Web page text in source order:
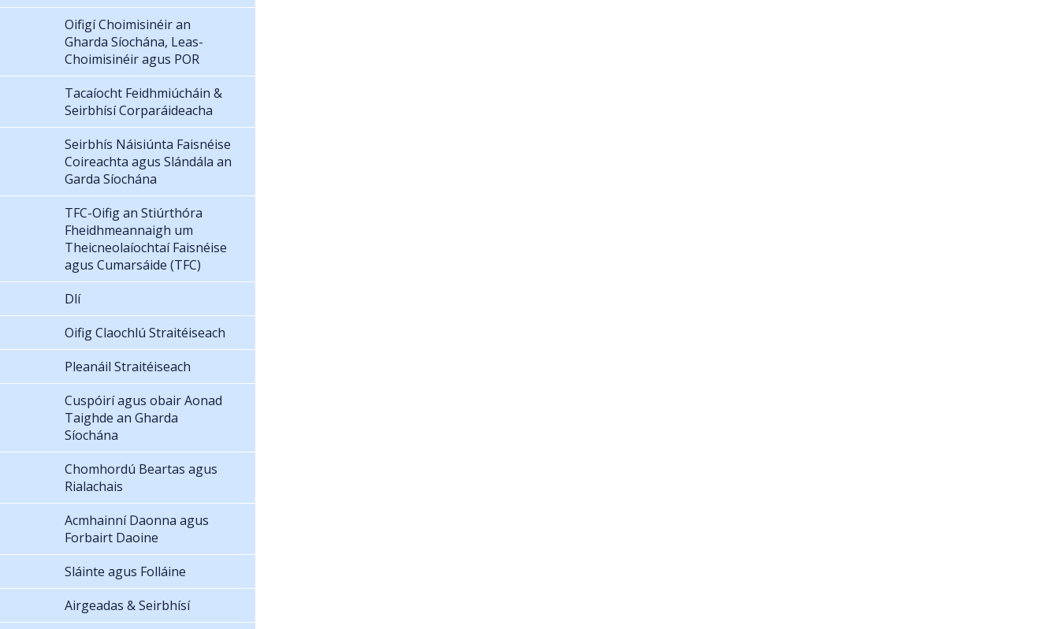
Oifigí Choimisinéir an
Gharda Síochána, Leas-
Choimisinéir agus POR
Tacaíocht Feidhmiúcháin &
Seirbhísí Corparáideacha
Seirbhís Náisiúnta Faisnéise
Coireachta agus Slándála an
Garda Síochána
TFC-Oifig an Stiúrthóra
Fheidhmeannaigh um
Theicneolaíochtaí Faisnéise
agus Cumarsáide (TFC)
Dlí
Oifig Claochlú Straitéiseach
Pleanáil Straitéiseach
Cuspóirí agus obair Aonad
Taighde an Gharda
Síochána
Chomhordú Beartas agus
Rialachais
Acmhainní Daonna agus
Forbairt Daoine
Sláinte agus Folláine
Airgeadas & Seirbhísí